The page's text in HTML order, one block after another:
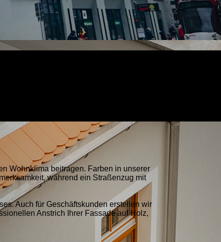
Wohnklima beitragen. Farben in unserer
während ein Straßenzug mit
Auch für Geschäftskunden erstellen wir
Anstrich Ihrer Fassade auf Holz,